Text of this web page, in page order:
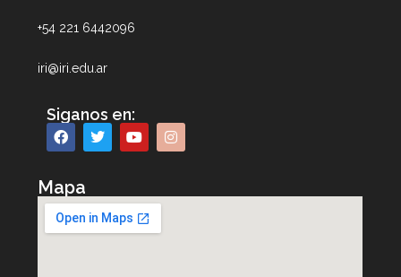
+54 221 6442096
iri@iri.edu.ar
Siganos en:
Mapa